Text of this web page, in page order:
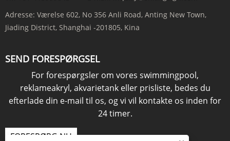
Adresse: Værelse 602, No 356 Anli Road, Anting New Town,
Jiading District, Shanghai -201805, Kina
SEND FORESPØRGSEL
For forespørgsler om vores swimmingpool,
reklameakryl, akvarietank eller prisliste, bedes du
efterlade din e-mail til os, og vi vil kontakte os inden for
24 timer.
FORESPØRG NU